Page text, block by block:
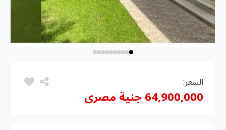
السعر:
64,900,000 جنية مصرى